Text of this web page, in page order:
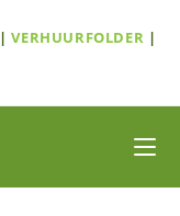
|VERHUURFOLDER |